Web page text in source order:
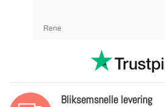
Rene
Bliksemsnelle levering